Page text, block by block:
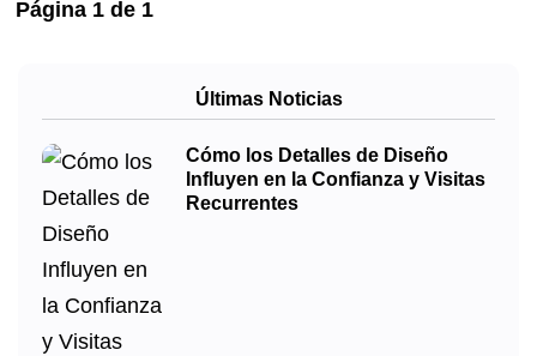
Página 1 de 1
Últimas Noticias
Cómo los Detalles de Diseño
Influyen en la Confianza y Visitas
Recurrentes